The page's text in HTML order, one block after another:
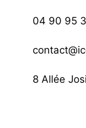
04 90 95
8 Allée